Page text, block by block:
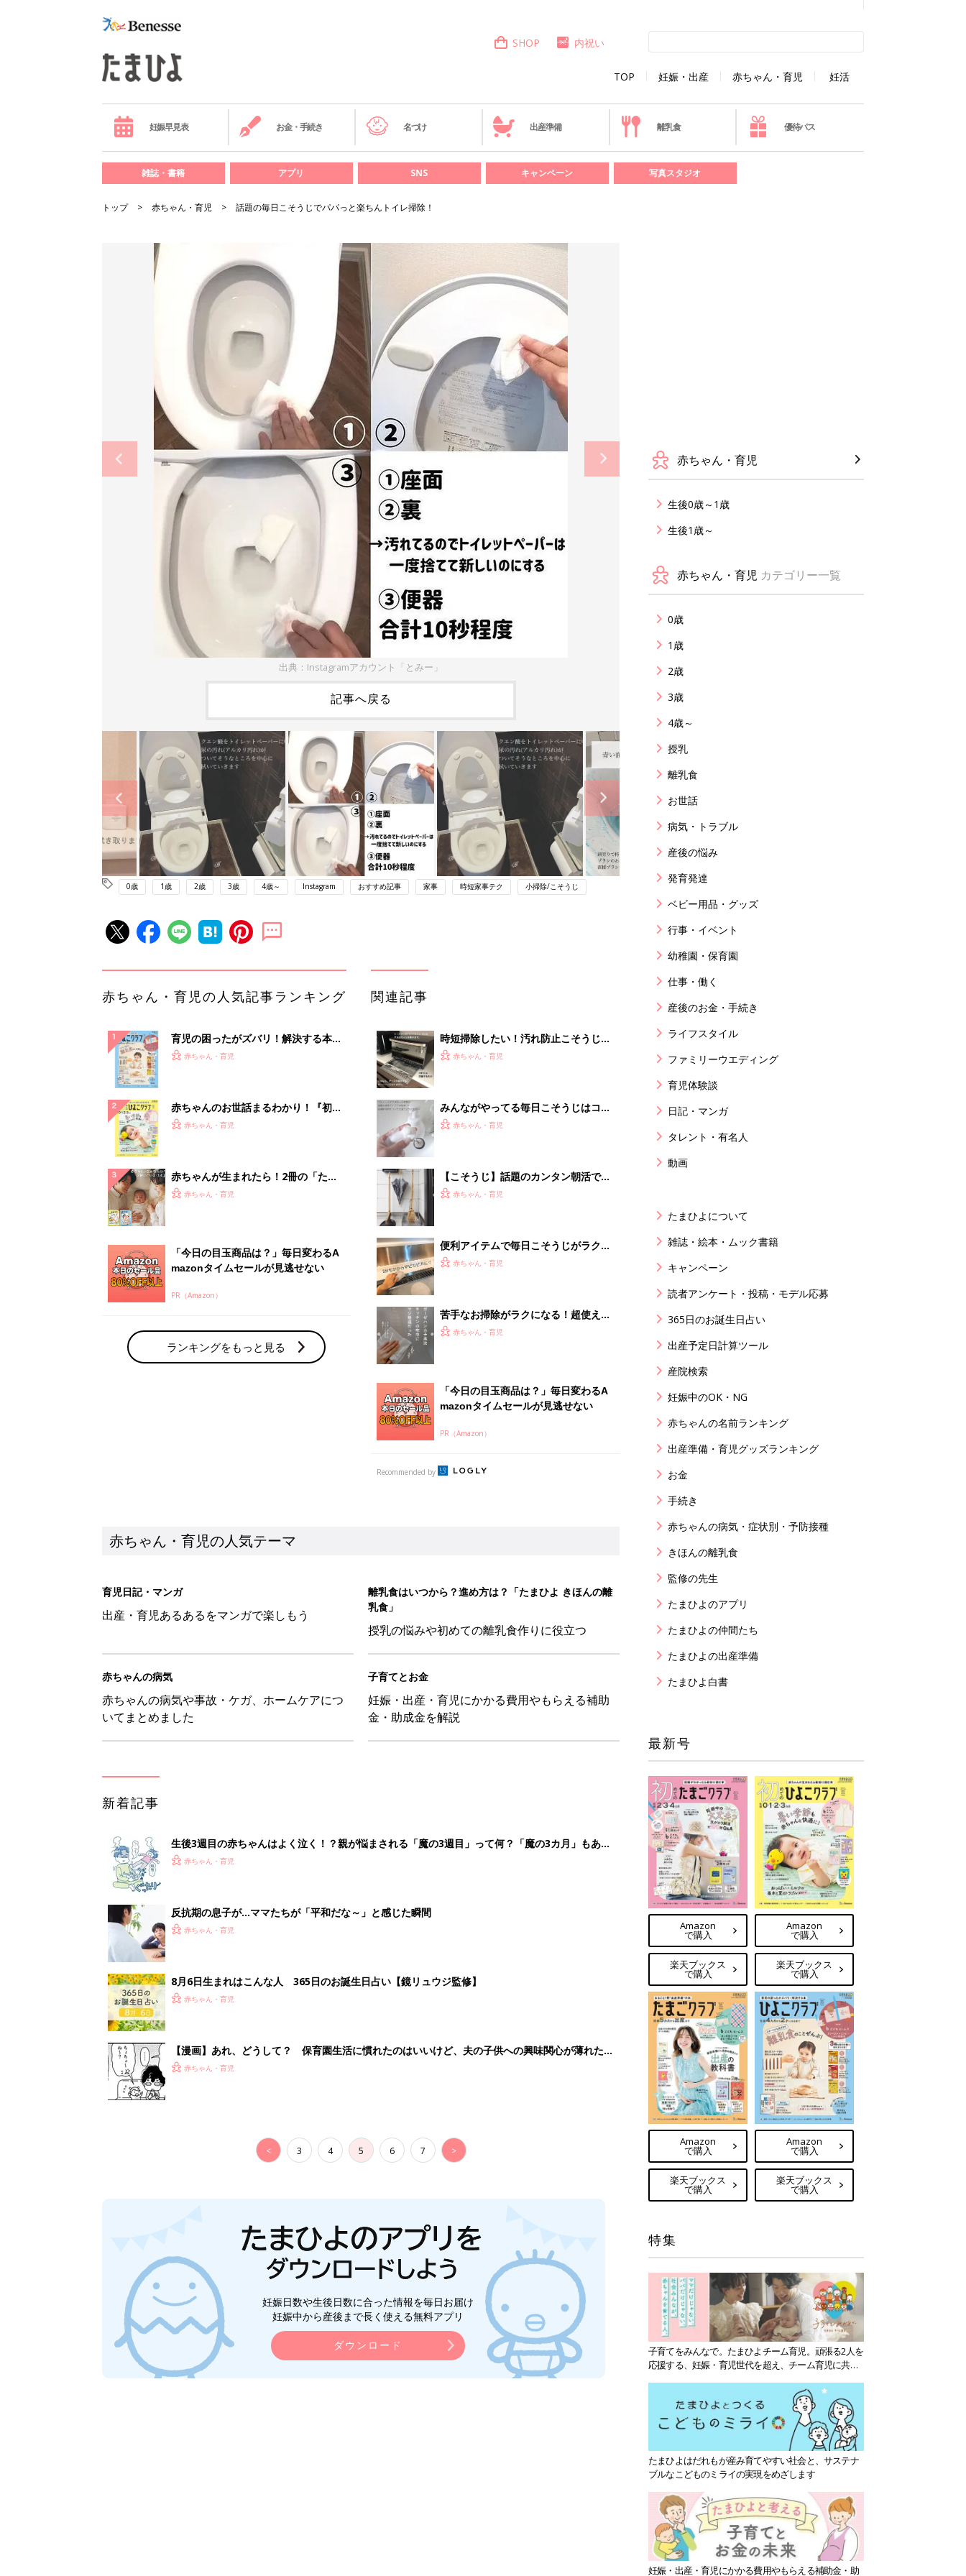
TOP 妊娠・出産 赤ちゃん・育児 妊活
SHOP 内祝い
妊娠早見表 お金・手続き 名づけ 出産準備 離乳食 優待パス
雑誌・書籍 アプリ SNS キャンペーン 写真スタジオ
トップ 赤ちゃん・育児 話題の毎日こそうじでパパっと楽ちんトイレ掃除！
出典：Instagramアカウント「とみー」
記事へ戻る
0歳 1歳 2歳 3歳 4歳～ Instagram おすすめ記事 家事 時短家事テク 小掃除/こそうじ
赤ちゃん・育児の人気記事ランキング
育児の困ったがズバリ！解決する本
『ひよこクラブ 秋号』 4カ月～2才
赤ちゃん・育児
赤ちゃんのお世話まるわかり！『初め
てのひよこクラブ 夏号』〈巻頭大特
赤ちゃん・育児
赤ちゃんが生まれたら！2冊の「たま
ひよ」
赤ちゃん・育児
「今日の目玉商品は？」毎日変わるA
mazonタイムセールが見逃せない
PR（Amazon）
ランキングをもっと見る
関連記事
時短掃除したい！汚れ防止こそうじお
すすめワザ5選
赤ちゃん・育児
みんながやってる毎日こそうじはコ
レ！おすすめこそうじ4選
赤ちゃん・育児
【こそうじ】話題のカンタン朝活でス
ッキリ気持ちいい暮らし
赤ちゃん・育児
便利アイテムで毎日こそうじがラクラ
ク！おすすめ5選
赤ちゃん・育児
苦手なお掃除がラクになる！超使える
こそうじの工夫4選
赤ちゃん・育児
「今日の目玉商品は？」毎日変わるA
mazonタイムセールが見逃せない
PR（Amazon）
Recommended by
赤ちゃん・育児の人気テーマ
育児日記・マンガ
出産・育児あるあるをマンガで楽しもう
離乳食はいつから？進め方は？「たまひよ きほんの離
乳食」
授乳の悩みや初めての離乳食作りに役立つ
赤ちゃんの病気
赤ちゃんの病気や事故・ケガ、ホームケアにつ
いてまとめました
子育てとお金
妊娠・出産・育児にかかる費用やもらえる補助
金・助成金を解説
新着記事
生後3週目の赤ちゃんはよく泣く！？親が悩まされる「魔の3週目」って何？「魔の3カ月」もある
って本当？【専門家】
赤ちゃん・育児
反抗期の息子が...ママたちが「平和だな～」と感じた瞬間
赤ちゃん・育児
8月6日生まれはこんな人 365日のお誕生日占い【鏡リュウジ監修】
赤ちゃん・育児
【漫画】あれ、どうして？ 保育園生活に慣れたのはいいけど、夫の子供への興味関心が薄れた気
がする……！『ふうふう子育て ＃91』
赤ちゃん・育児
< 3 4 5 6 7 >
妊娠日数や生後日数に合った情報を毎日お届け
妊娠中から産後まで長く使える無料アプリ
ダウンロード
赤ちゃん・育児
生後0歳～1歳
生後1歳～
赤ちゃん・育児 カテゴリー一覧
0歳
1歳
2歳
3歳
4歳～
授乳
離乳食
お世話
病気・トラブル
産後の悩み
発育発達
ベビー用品・グッズ
行事・イベント
幼稚園・保育園
仕事・働く
産後のお金・手続き
ライフスタイル
ファミリーウエディング
育児体験談
日記・マンガ
タレント・有名人
動画
たまひよについて
雑誌・絵本・ムック書籍
キャンペーン
読者アンケート・投稿・モデル応募
365日のお誕生日占い
出産予定日計算ツール
産院検索
妊娠中のOK・NG
赤ちゃんの名前ランキング
出産準備・育児グッズランキング
お金
手続き
赤ちゃんの病気・症状別・予防接種
きほんの離乳食
監修の先生
たまひよのアプリ
たまひよの仲間たち
たまひよの出産準備
たまひよ白書
最新号
Amazon
で購入
楽天ブックス
で購入
Amazon
で購入
楽天ブックス
で購入
Amazon
で購入
楽天ブックス
で購入
Amazon
で購入
楽天ブックス
で購入
特集
子育てをみんなで。たまひよチーム育児。頑張る2人を
応援する、妊娠・育児世代を超え、チーム育児に共感
たまひよはだれもが産み育てやすい社会と、サステナ
ブルなこどものミライの実現をめざします
妊娠・出産・育児にかかる費用やもらえる補助金・助